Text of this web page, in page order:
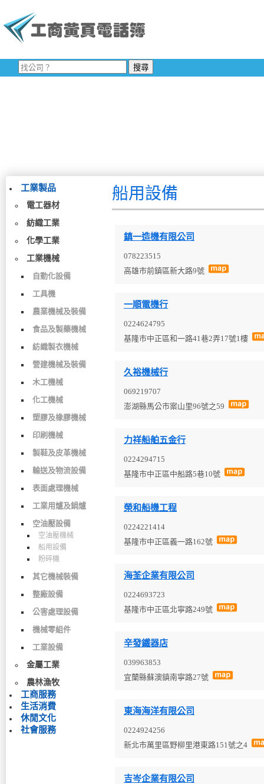
工業製品
電工器材
紡織工業
化學工業
工業機械
自動化設備
工具機
農業機械及裝備
食品及製藥機械
紡織製衣機械
營建機械及裝備
木工機械
化工機械
塑膠及橡膠機械
印刷機械
製鞋及皮革機械
輸送及物流設備
表面處理機械
工業用爐及鍋爐
空油壓設備
空油壓機械
船用設備
粉碎機
其它機械裝備
整廠設備
公害處理設備
機械零組件
工業設備
金屬工業
農林漁牧
工商服務
生活消費
休閒文化
社會服務
船用設備
鎮一造機有限公司
078223515
高雄市前鎮區新大路9號
一順電機行
0224624795
基隆市中正區和一路41巷2弄17號1樓
久裕機械行
069219707
澎湖縣馬公市案山里96號之59
力祥船舶五金行
0224294715
基隆市中正區中船路5巷10號
榮和船機工程
0224221414
基隆市中正區義一路162號
海荃企業有限公司
0224693723
基隆市中正區北寧路249號
辛發鐵器店
039963853
宜蘭縣蘇澳鎮南寧路27號
東海海洋有限公司
0224924256
新北市萬里區野柳里港東路151號之4
吉岑企業有限公司